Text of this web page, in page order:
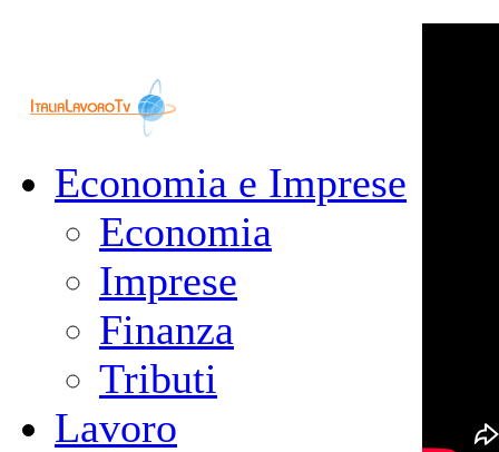
Economia e Imprese
Economia
Imprese
Finanza
Tributi
Lavoro